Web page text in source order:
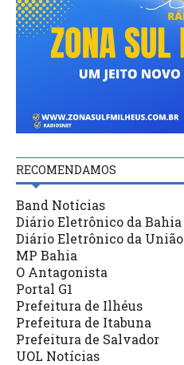
RECOMENDAMOS
Band Notícias
Diário Eletrônico da Bahia
Diário Eletrônico da União
MP Bahia
O Antagonista
Portal G1
Prefeitura de Ilhéus
Prefeitura de Itabuna
Prefeitura de Salvador
UOL Notícias